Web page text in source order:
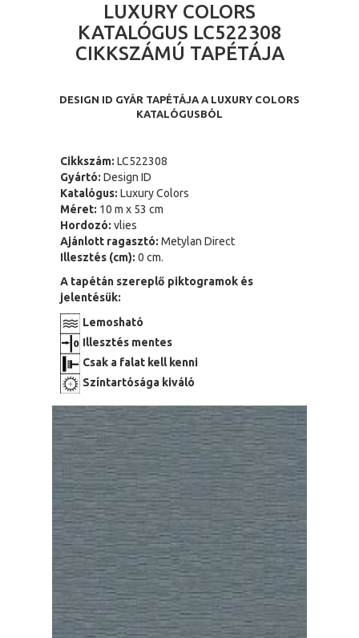
LUXURY COLORS
KATALÓGUS LC522308
CIKKSZÁMÚ TAPÉTÁJA
DESIGN ID GYÁR TAPÉTÁJA A LUXURY COLORS
KATALÓGUSBÓL
Cikkszám: LC522308
Gyártó: Design ID
Katalógus: Luxury Colors
Méret: 10 m x 53 cm
Hordozó: vlies
Ajánlott ragasztó: Metylan Direct
Illesztés (cm): 0 cm.
A tapétán szereplő piktogramok és
jelentésük:
Lemosható
Illesztés mentes
Csak a falat kell kenni
Színtartósága kiváló